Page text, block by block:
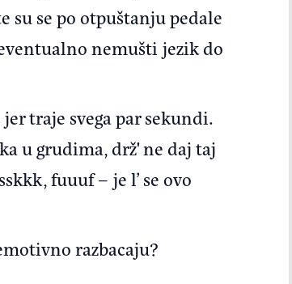
su se po otpuštanju pedale
nemušti jezik do
traje svega par sekundi.
u grudima, drž' ne daj taj
fuuuf – je l’ se ovo
razbacaju?